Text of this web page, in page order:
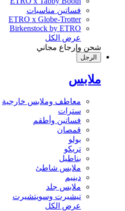
فساتين مناسبات
ETRO x Globe-Trotter
Birkenstock by ETRO
عرض الكل
شحن وإرجاع مجاني
الرجل
ملابس
معاطف وملابس خارجية
سترات
فساتين وأطقم
قمصان
تريكو
بناطيل
ملابس شاطئ
دينيم
ملابس جلد
تيشيرت وسويتشيرت
عرض الكل